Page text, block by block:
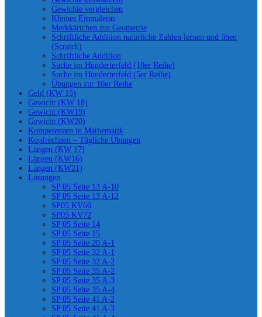
Gewichte vergleichen
Kleines Einmaleins
Merkkärtchen zur Geometrie
Schriftliche Addition natürliche Zahlen lernen und üben
(Scratch)
Schriftliche Addition
Suche im Hunderterfeld (10er Reihe)
Suche im Hunderterfeld (5er Reihe)
Übungen zur 10er Reihe
Geld (KW 15)
Gewicht (KW 18)
Gewicht (KW19)
Gewicht (KW20)
Kompetenzen in Mathematik
Kopfrechnen – Tägliche Übungen
Längen (KW 17)
Längen (KW16)
Längen (KW21)
Lösungen
SP 05 Seite 13 A-10
SP 05 Seite 13 A-12
SP05 KV66
SP05 KV72
SP 05 Seite 14
SP 05 Seite 15
SP 05 Seite 20 A-1
SP 05 Seite 32 A-1
SP 05 Seite 32 A-2
SP 05 Seite 35 A-2
SP 05 Seite 35 A-3
SP 05 Seite 35 A-4
SP 05 Seite 41 A-2
SP 05 Seite 41 A-3